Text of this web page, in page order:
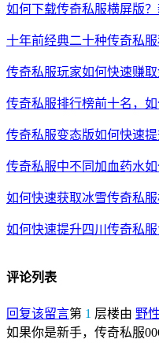
如何下载传奇私服横屏版
十年前经典二十种传奇私
传奇私服玩家如何快速赚取
传奇私服排行榜前十名，如
传奇私服变态版如何快速
传奇私服中不同加血药水如
如何快速获取冰雪传奇私
如何快速提升四川传奇私服
评论列表
回复该留言第 1 层楼由 野
如果你是新手，传奇私服